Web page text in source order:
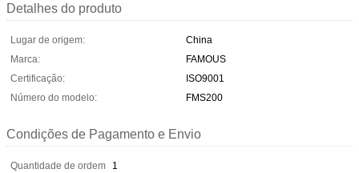
Detalhes do produto
Lugar de origem:
China
Marca:
FAMOUS
Certificação:
ISO9001
Número do modelo:
FMS200
Condições de Pagamento e Envio
Quantidade de ordem
1